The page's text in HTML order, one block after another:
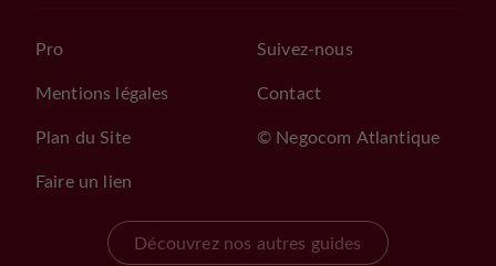
Pro
Mentions légales
Plan du Site
Faire un lien
Suivez-nous
Contact
© Negocom Atlantique
Découvrez nos autres guides